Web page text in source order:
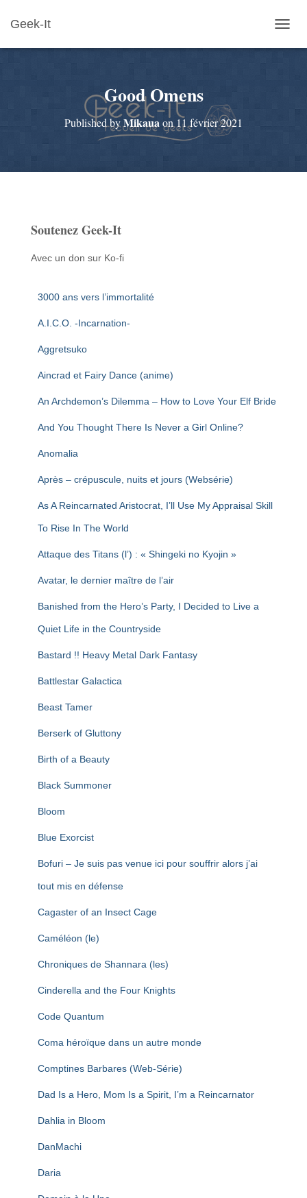
Geek-It
U
Good Omens
Published byMikauaon 11 février 2021
Soutenez Geek-It
Avec un don sur Ko-fi
3000 ans vers l’immortalité
A.I.C.O. -Incarnation-
Aggretsuko
Aincrad et Fairy Dance (anime)
An Archdemon’s Dilemma – How to Love Your Elf Bride
And You Thought There Is Never a Girl Online?
Anomalia
Après – crépuscule, nuits et jours (Websérie)
As A Reincarnated Aristocrat, I’ll Use My Appraisal Skill
To Rise In The World
Attaque des Titans (l’) : « Shingeki no Kyojin »
Avatar, le dernier maître de l’air
Banished from the Hero’s Party, I Decided to Live a
Quiet Life in the Countryside
Bastard !! Heavy Metal Dark Fantasy
Battlestar Galactica
Beast Tamer
Berserk of Gluttony
Birth of a Beauty
Black Summoner
Bloom
Blue Exorcist
Bofuri – Je suis pas venue ici pour souffrir alors j’ai
tout mis en défense
Cagaster of an Insect Cage
Caméléon (le)
Chroniques de Shannara (les)
Cinderella and the Four Knights
Code Quantum
Coma héroïque dans un autre monde
Comptines Barbares (Web-Série)
Dad Is a Hero, Mom Is a Spirit, I’m a Reincarnator
Dahlia in Bloom
DanMachi
Daria